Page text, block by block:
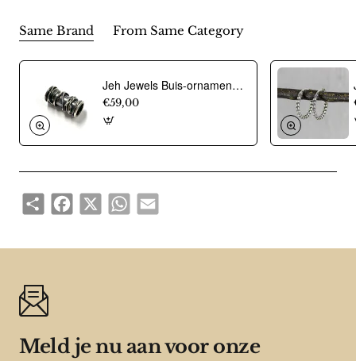
Same Brand From Same Category
Jeh Jewels Buis-ornament voor collier, zilver model 18939 (26mm.breed) - 12488
€59,00
ShareFacebook
X WhatsAppEmail
Meld je nu aan voor onze